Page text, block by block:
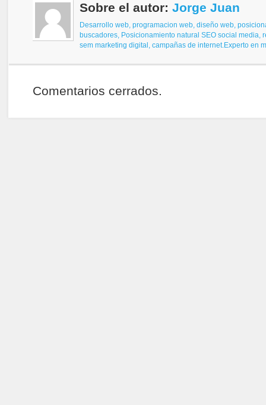
Sobre el autor: Jorge Juan
Desarrollo web, programacion web, diseño web,
buscadores, Posicionamiento natural SEO social media,
sem marketing digital, campañas de internet.Experto en
Comentarios cerrados.